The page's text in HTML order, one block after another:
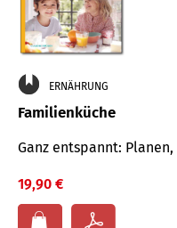
ERNÄHRUNG
Familienküche
Ganz entspannt:
19,90 €